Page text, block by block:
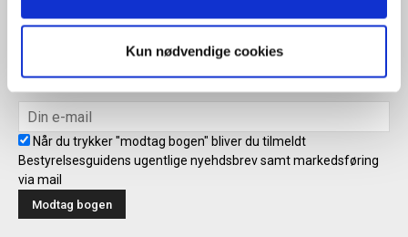
Kun nødvendige cookies
Modtag bogen direkte i din
mailboks
Når du trykker "modtag bogen" bliver du tilmeldt
Bestyrelsesguidens ugentlige nyehdsbrev samt markedsføring
via mail